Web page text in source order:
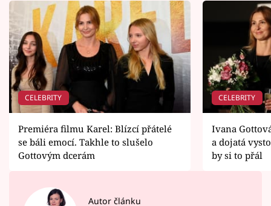
CELEBRITY
Premiéra filmu Karel: Blízcí přátelé
se báli emocí. Takhle to slušelo
Gottovým dcerám
CELEBRITY
Ivana
a dojatá
by si to přál
Autor článku